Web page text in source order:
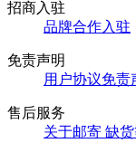
招商入驻
品牌合作入驻
免责声明
用户协议免责
售后服务
关于邮寄 缺